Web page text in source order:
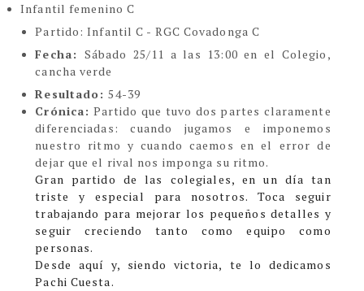
Infantil femenino C
Partido: Infantil C - RGC Covadonga C
Fecha: Sábado 25/11 a las 13:00 en el Colegio,
cancha verde
Resultado:54-39
Crónica: Partido que tuvo dos partes claramente
diferenciadas: cuando jugamos e imponemos
nuestro ritmo y cuando caemos en el error de
dejar que el rival nos imponga su ritmo.
Gran partido de las colegiales, en un día tan
triste y especial para nosotros. Toca seguir
trabajando para mejorar los pequeños detalles y
seguir creciendo tanto como equipo como
personas.
Desde aquí y, siendo victoria, te lo dedicamos
Pachi Cuesta.